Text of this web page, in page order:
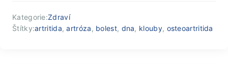
Kategorie:Zdraví
Štítky:artritida,artróza, bolest, dna, klouby, osteoartritida